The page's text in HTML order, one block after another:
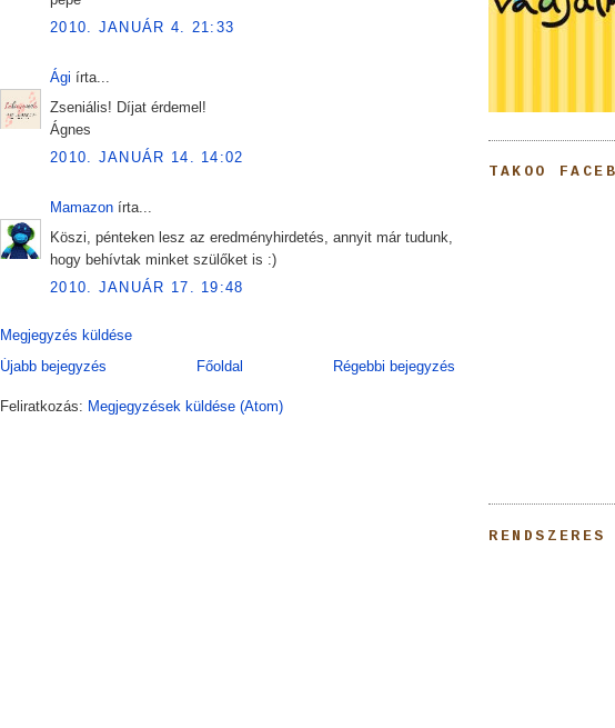
2010. JANUÁR 4. 21:33
Ági írta...
Zseniális! Díjat érdemel!
Ágnes
2010. JANUÁR 14. 14:02
Mamazon írta...
Köszi, pénteken lesz az eredményhirdetés, annyit már tudunk,
hogy behívtak minket szülőket is :)
2010. JANUÁR 17. 19:48
Megjegyzés küldése
Újabb bejegyzés
Régebbi bejegyzés
Főoldal
Feliratkozás: Megjegyzések küldése (Atom)
TAKOO